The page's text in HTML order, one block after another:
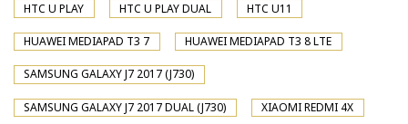
HTC U PLAY HTC U PLAY DUAL HTC U11
HUAWEI MEDIAPAD T3 7 HUAWEI MEDIAPAD T3 8 LTE
SAMSUNG GALAXY J7 2017 (J730)
SAMSUNG GALAXY J7 2017 DUAL (J730) XIAOMI REDMI 4X